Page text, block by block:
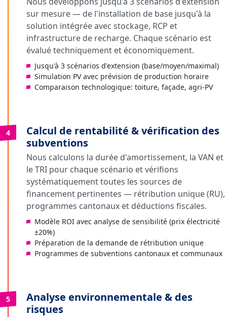
sur mesure — de l'installation de base jusqu'à la
solution intégrée avec stockage, RCP et
infrastructure de recharge. Chaque scénario est
évalué techniquement et économiquement.
Jusqu'à 3 scénarios d'extension (base/moyen/maximal)
Simulation PV avec prévision de production horaire
Comparaison technologique: toiture, façade, agri-PV
4
Calcul de rentabilité & vérification des
subventions
Nous calculons la durée d'amortissement, la VAN et
le TRI pour chaque scénario et vérifions
systématiquement toutes les sources de
financement pertinentes — rétribution unique (RU),
programmes cantonaux et déductions fiscales.
Modèle ROI avec analyse de sensibilité (prix électricité
±20%)
Préparation de la demande de rétribution unique
Programmes de subventions cantonaux et communaux
5
Analyse environnementale & des
risques